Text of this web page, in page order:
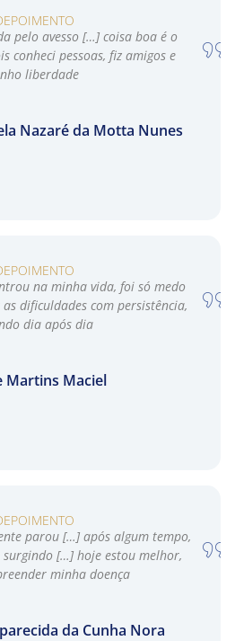
pelo avesso […] coisa boa é o
conheci pessoas, fiz amigos e
liberdade
Nazaré da Motta Nunes
na minha vida, foi só medo
dificuldades com persistência,
dia após dia
Martins Maciel
parou […] após algum tempo,
[…] hoje estou melhor,
minha doença
da Cunha Nora